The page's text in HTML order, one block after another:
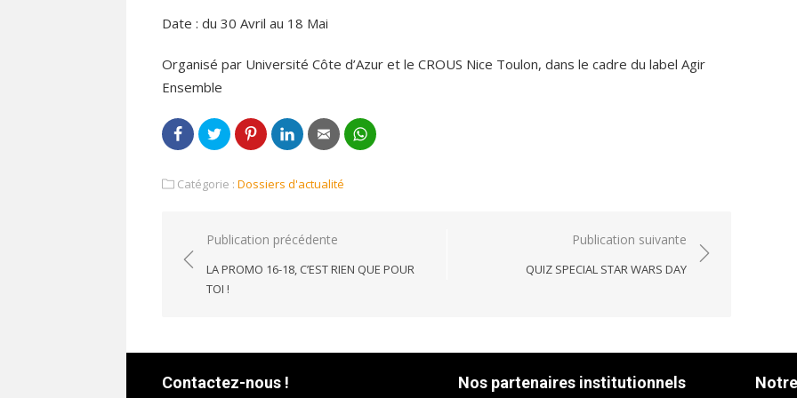
Date : du 30 Avril au 18 Mai
Organisé par Université Côte d’Azur et le CROUS Nice Toulon, dans le cadre du label Agir
Ensemble
Catégorie : Dossiers d'actualité
Navigation
de
l’article
Publication précédente
LA PROMO 16-18, C’EST RIEN QUE POUR
TOI !
Publication suivante
QUIZ SPECIAL STAR WARS DAY
Contactez-nous ! Nos partenaires institutionnels